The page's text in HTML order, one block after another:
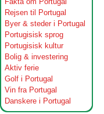
Rejsen til Portugal
Byer & steder i Portugal
Portugisisk sprog
Portugisisk kultur
Bolig & investering
Aktiv ferie
Golf i Portugal
Vin fra Portugal
Danskere i Portugal